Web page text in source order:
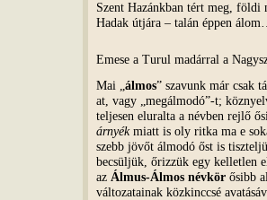
Szent Hazánkban tért meg, földi
Hadak útjára – talán éppen
Emese a Turul madárral a
Mai „álmos” szavunk már csak
at, vagy „megálmodó”-t;
teljesen eluralta a névben rejlő
árnyékmiatt is oly ritka ma e
szebb jövőt álmodó őst is
becsüljük, őrizzük egy kelletlen
az Álmus-Álmos névkör ősibb
változatainak közkinccsé